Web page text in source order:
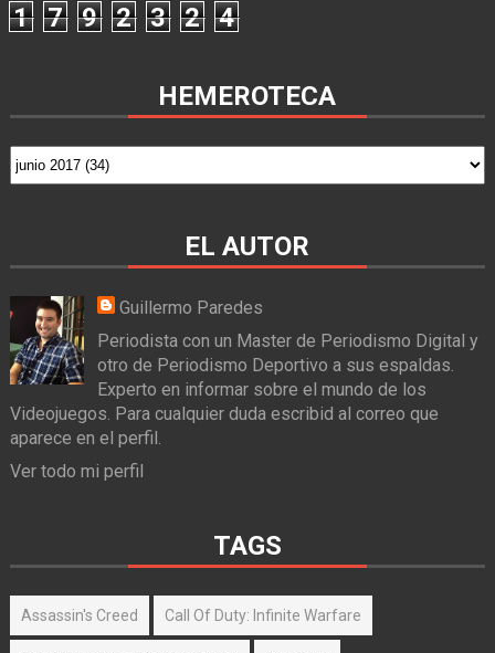
1 7 9 2 3 2 4
HEMEROTECA
EL AUTOR
Guillermo Paredes
Periodista con un Master de Periodismo Digital y
otro de Periodismo Deportivo a sus espaldas.
Experto en informar sobre el mundo de los
Videojuegos. Para cualquier duda escribid al correo que
aparece en el perfil.
Ver todo mi perfil
TAGS
Assassin's Creed Call Of Duty: Infinite Warfare